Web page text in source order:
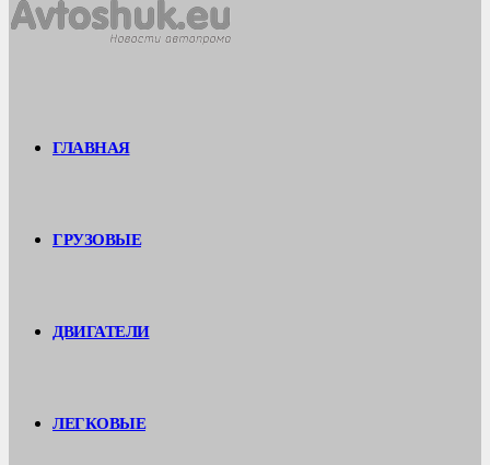
ГЛАВНАЯ
ГРУЗОВЫЕ
ДВИГАТЕЛИ
ЛЕГКОВЫЕ